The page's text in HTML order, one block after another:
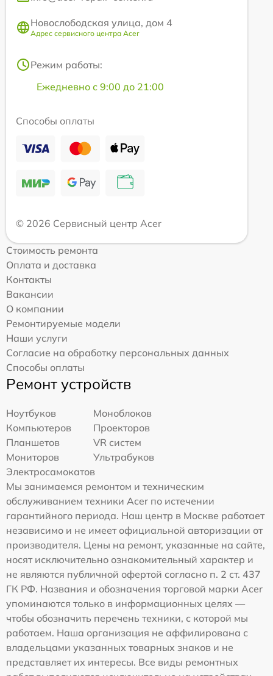
Новослободская улица, дом 4
Адрес сервисного центра Acer
Режим работы:
Ежедневно с 9:00 до 21:00
Способы оплаты
© 2026 Сервисный центр Acer
Стоимость ремонта
Оплата и доставка
Контакты
Вакансии
О компании
Ремонтируемые модели
Наши услуги
Согласие на обработку персональных данных
Способы оплаты
Ремонт устройств
Ноутбуков
Моноблоков
Компьютеров
Проекторов
Планшетов
VR систем
Мониторов
Ультрабуков
Электросамокатов
Мы занимаемся ремонтом и техническим
обслуживанием техники Acer по истечении
гарантийного периода. Наш центр в Москве работает
независимо и не имеет официальной авторизации от
производителя. Цены на ремонт, указанные на сайте,
носят исключительно ознакомительный характер и
не являются публичной офертой согласно п. 2 ст. 437
ГК РФ. Названия и обозначения торговой марки Acer
упоминаются только в информационных целях —
чтобы обозначить перечень техники, с которой мы
работаем. Наша организация не аффилирована с
владельцами указанных товарных знаков и не
представляет их интересы. Все виды ремонтных